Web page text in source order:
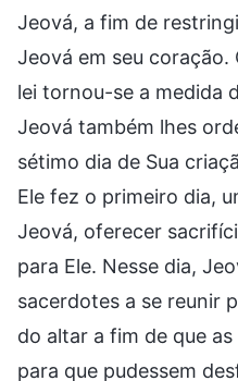
Jeová, a fim de
Jeová em seu coração.
lei tornou-se a medida
Jeová também lhes
sétimo dia de Sua
Ele fez o primeiro dia,
Jeová, oferecer
para Ele. Nesse dia,
sacerdotes a se reunir
do altar a fim de que
para que pudessem